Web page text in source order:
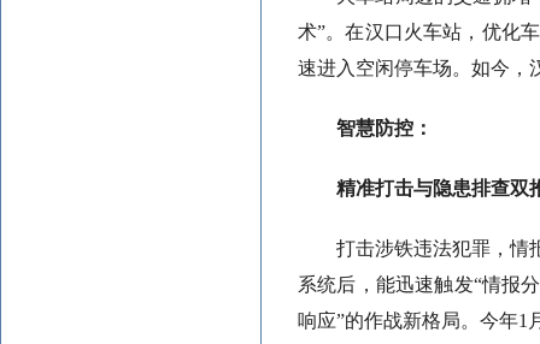
术”。在汉口火车站，优化
速进入空闲停车场。如今，
智慧防控：
精准打击与隐患排查双
打击涉铁违法犯罪，情
系统后，能迅速触发“情报
响应”的作战新格局。今年